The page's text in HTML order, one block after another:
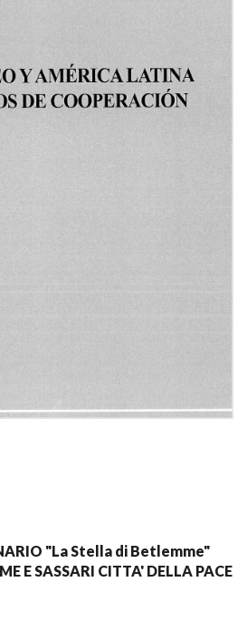
"La Stella di Betlemme"
E SASSARI CITTA' DELLA PACE